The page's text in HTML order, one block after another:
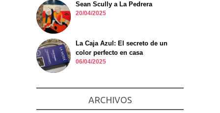
Sean Scully a La Pedrera
20/04/2025
La Caja Azul: El secreto de un
color perfecto en casa
06/04/2025
ARCHIVOS